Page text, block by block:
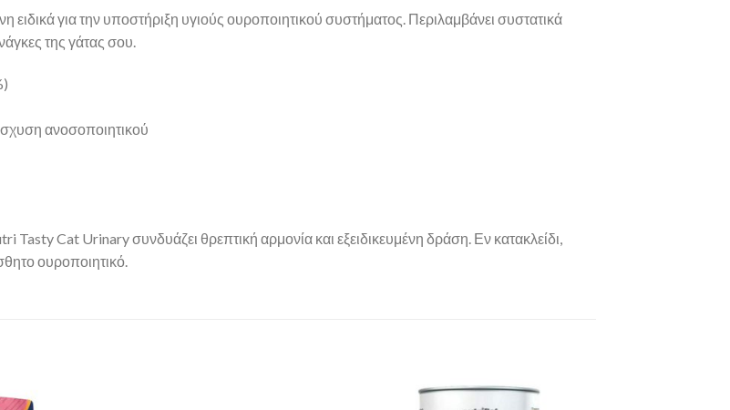
για την υποστήριξη υγιούς ουροποιητικού συστήματος. Περιλαμβάνει συστατικά
της γάτας σου.
ανοσοποιητικού
Cat Urinary συνδυάζει θρεπτική αρμονία και εξειδικευμένη δράση. Εν κατακλείδι,
ουροποιητικό.